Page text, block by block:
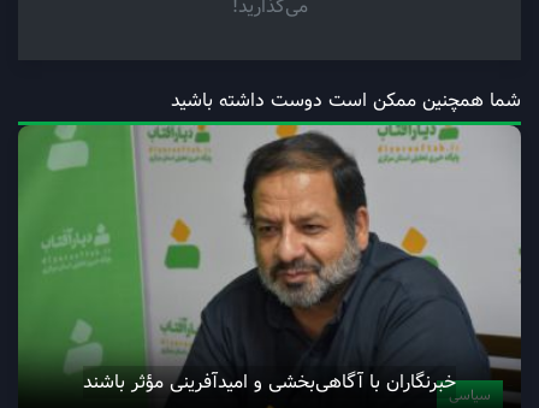
شما همچنین ممکن است دوست داشته باشید
سیاسیخبرنگاران با آگاهی‌بخشی و امیدآفرینی مؤثر باشند